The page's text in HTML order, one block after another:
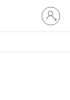
Meld
je
aan
je